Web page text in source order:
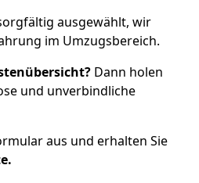
ausgewählt, wir
im Umzugsbereich.
Dann holen
und unverbindliche
aus und erhalten Sie